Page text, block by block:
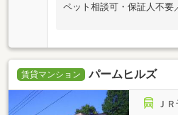
ペット相談可・保証人不要
賃貸マンション パームヒルズ
Ｊ